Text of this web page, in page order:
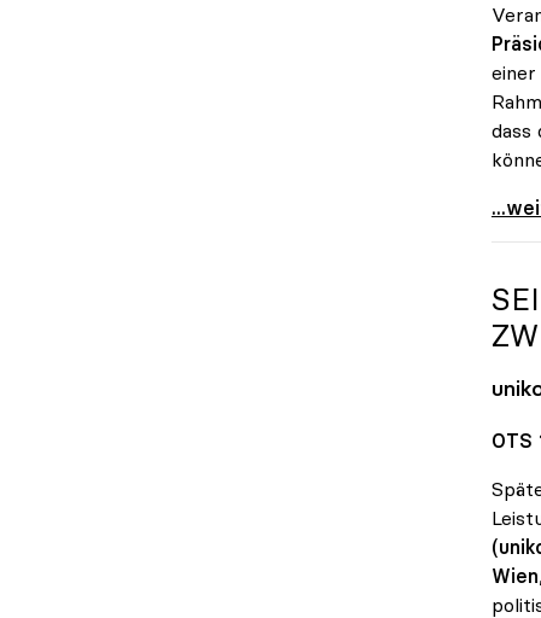
dass
OTS
Wien,